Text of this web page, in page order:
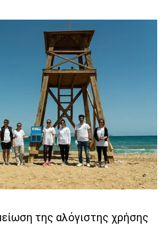
της αλόγιστης χρήσης